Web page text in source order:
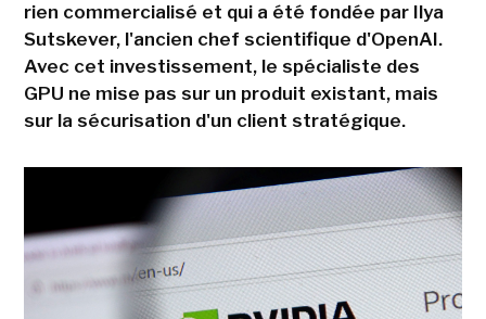
rien commercialisé et qui a été fondée par Ilya
Sutskever, l'ancien chef scientifique d'OpenAI.
Avec cet investissement, le spécialiste des
GPU ne mise pas sur un produit existant, mais
sur la sécurisation d'un client stratégique.